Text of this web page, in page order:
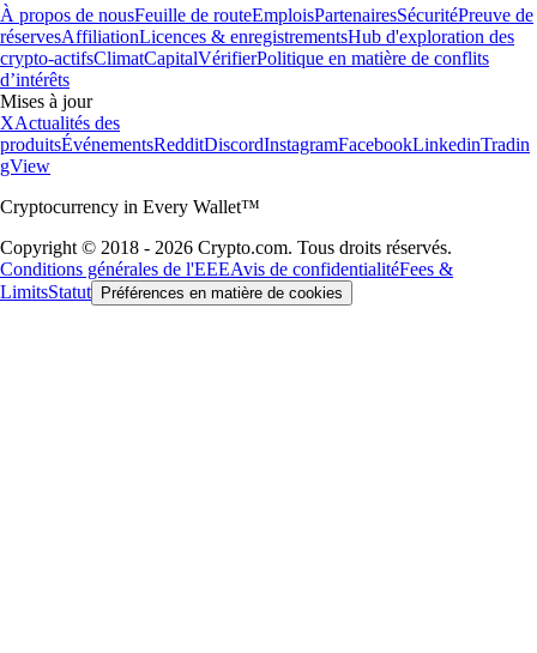
À propos de nousFeuille de routeEmploisPartenairesSécuritéPreuve de
réservesAffiliationLicences & enregistrementsHub d'exploration des
crypto-actifsClimatCapitalVérifierPolitique en matière de conflits
d’intérêts
Mises à jour
XActualités des
produitsÉvénementsRedditDiscordInstagramFacebookLinkedinTradin
gView
Cryptocurrency in Every Wallet™
Copyright © 2018 - 2026 Crypto.com. Tous droits réservés.
Conditions générales de l'EEEAvis de confidentialitéFees &
LimitsStatut Préférences en matière de cookies